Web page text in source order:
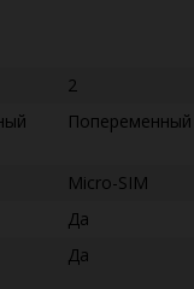
2
Попеременный
Micro-SIM
Да
Да